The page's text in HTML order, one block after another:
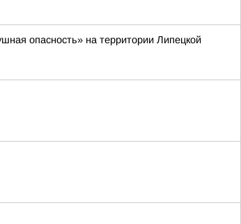
опасность» на территории Липецкой